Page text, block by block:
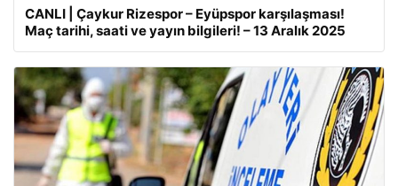
CANLI | Çaykur Rizespor – Eyüpspor karşılaşması!
Maç tarihi, saati ve yayın bilgileri! – 13 Aralık 2025